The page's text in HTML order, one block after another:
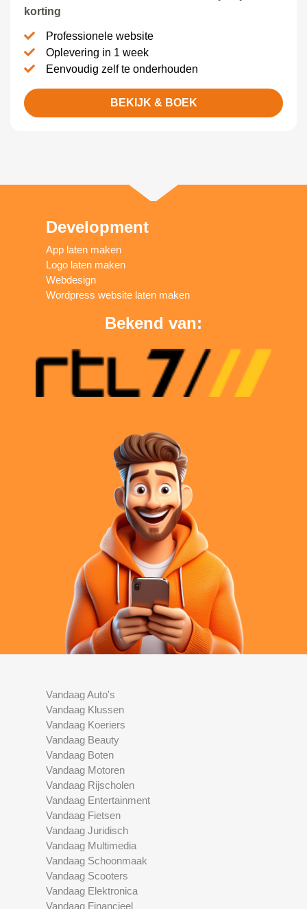
korting
Professionele website
Oplevering in 1 week
Eenvoudig zelf te onderhouden
BEKIJK & BOEK
Development
App laten maken
Logo laten maken
Webdesign
Wordpress website laten maken
Bekend van:
Vandaag Auto's
Vandaag Klussen
Vandaag Koeriers
Vandaag Beauty
Vandaag Boten
Vandaag Motoren
Vandaag Rijscholen
Vandaag Entertainment
Vandaag Fietsen
Vandaag Juridisch
Vandaag Multimedia
Vandaag Schoonmaak
Vandaag Scooters
Vandaag Elektronica
Vandaag Financieel